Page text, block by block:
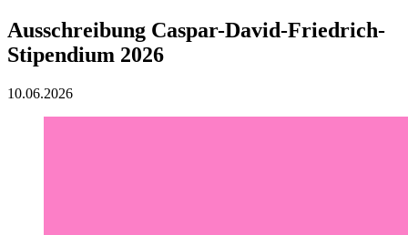
Ausschreibung Caspar-David-Friedrich-
Stipendium 2026
10.06.2026